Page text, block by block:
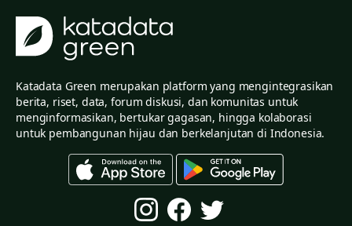
Katadata Green merupakan platform yang mengintegrasikan
berita, riset, data, forum diskusi, dan komunitas untuk
menginformasikan, bertukar gagasan, hingga kolaborasi
untuk pembangunan hijau dan berkelanjutan di Indonesia.